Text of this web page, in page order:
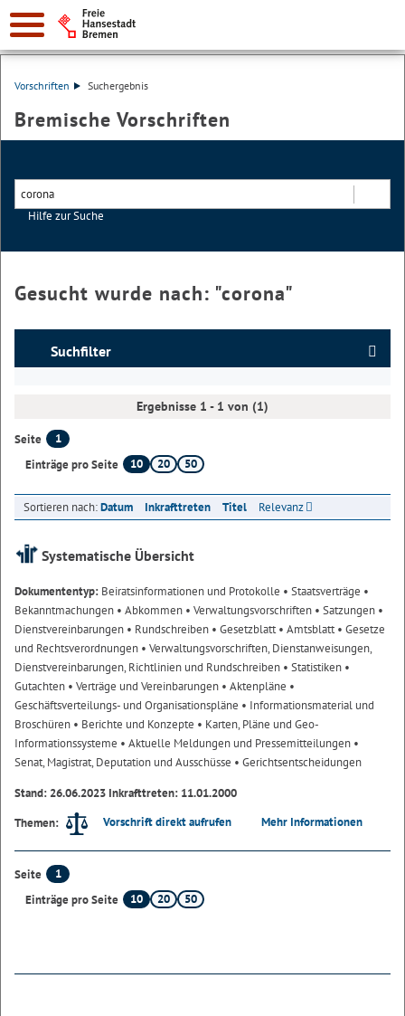
Vorschriften Suchergebnis
Bremische Vorschriften
Hilfe zur Suche
Gesucht wurde nach: "corona"
Suchfilter
Ergebnisse 1 - 1 von (1)
Seite
1
Einträge pro Seite
10 20 50
Sortieren nach:Datum Inkrafttreten Titel Relevanz
Systematische Übersicht
Dokumententyp: Beiratsinformationen und Protokolle • Staatsverträge •
Bekanntmachungen • Abkommen • Verwaltungsvorschriften • Satzungen •
Dienstvereinbarungen • Rundschreiben • Gesetzblatt• Amtsblatt• Gesetze
und Rechtsverordnungen • Verwaltungsvorschriften, Dienstanweisungen,
Dienstvereinbarungen, Richtlinien und Rundschreiben • Statistiken •
Gutachten • Verträge und Vereinbarungen • Aktenpläne •
Geschäftsverteilungs- und Organisationspläne • Informationsmaterial und
Broschüren • Berichte und Konzepte • Karten, Pläne und Geo-
Informationssysteme • Aktuelle Meldungen und Pressemitteilungen •
Senat, Magistrat, Deputation und Ausschüsse • Gerichtsentscheidungen
Stand: 26.06.2023 Inkrafttreten: 11.01.2000
Themen:
Vorschrift direkt aufrufen Mehr Informationen
Seite
1
Einträge pro Seite
10 20 50